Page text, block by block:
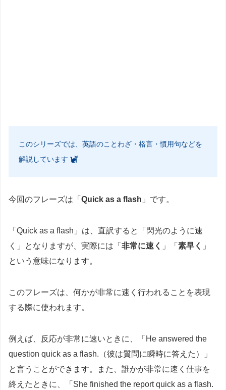
このシリーズでは、英語のことわざ・格言・慣用句などを
解説しています
今回のフレーズは「 Quick as a flash 」です。
「Quick as a flash」は、直訳すると「閃光のように速
く」となりますが、実際には「 非常に速く 」「 素早く
」
という意味になります。
このフレーズは、何かが非常に速く行われることを表現
する際に使われます。
例えば、反応が非常に速いときに、「He answered the
question quick as a flash.（彼は質問に瞬時に答えた）」
と言うことができます。また、誰かが非常に速く仕事を
終えたときに、「She finished the report quick as a flash.